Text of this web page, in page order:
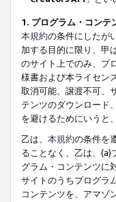
1. プログラム・コンテ
本規約の条件にしたが
加する目的に限り、甲
のサイト上でのみ、プ
様書および本ライセン
取消可能、譲渡不可、
テンツのダウンロード
を避けるためにいうと
乙は、 本規約の条件を
ることなく、乙は、
グラム・コンテンツに
サイトのうちプログラ
コンテンツを、アマゾ